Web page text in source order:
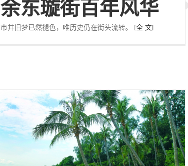
余东璇街百年风华
市井旧梦已然褪色，唯历史仍在街头流转。 [全 文]